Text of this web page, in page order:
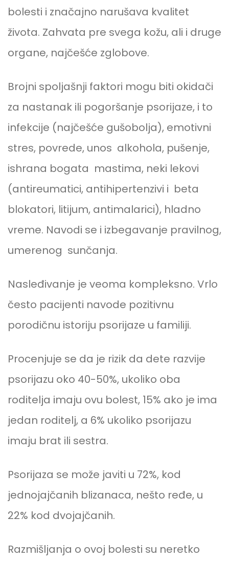
bolesti i značajno narušava kvalitet
života. Zahvata pre svega kožu, ali i druge
organe, najčešće zglobove.
Brojni spoljašnji faktori mogu biti okidači
za nastanak ili pogoršanje psorijaze, i to
infekcije (najčešće gušobolja), emotivni
stres, povrede, unos alkohola, pušenje,
ishrana bogata mastima, neki lekovi
(antireumatici, antihipertenzivi i beta
blokatori, litijum, antimalarici), hladno
vreme. Navodi se i izbegavanje pravilnog,
umerenog sunčanja.
Nasleđivanje je veoma kompleksno. Vrlo
često pacijenti navode pozitivnu
porodičnu istoriju psorijaze u familiji.
Procenjuje se da je rizik da dete razvije
psorijazu oko 40-50%, ukoliko oba
roditelja imaju ovu bolest, 15% ako je ima
jedan roditelj, a 6% ukoliko psorijazu
imaju brat ili sestra.
Psorijaza se može javiti u 72%, kod
jednojajčanih blizanaca, nešto ređe, u
22% kod dvojajčanih.
Razmišljanja o ovoj bolesti su neretko